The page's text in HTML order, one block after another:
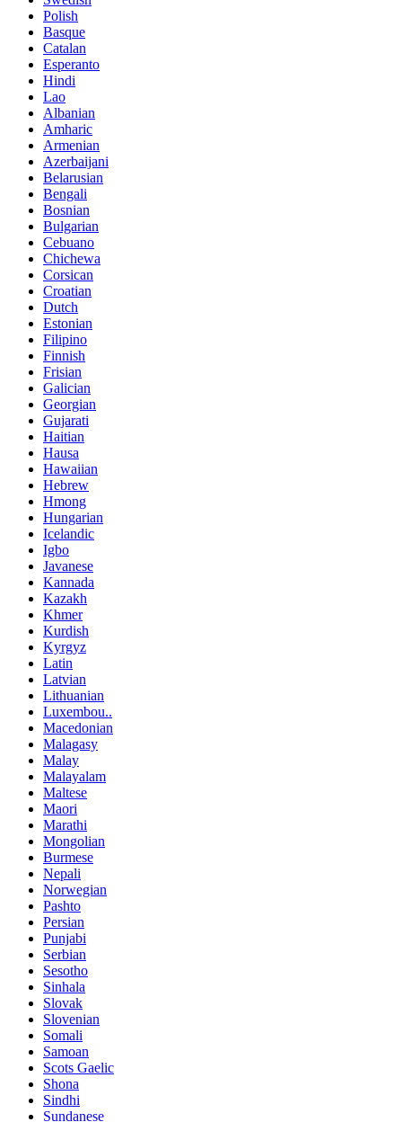
Polish
Basque
Catalan
Esperanto
Hindi
Lao
Albanian
Amharic
Armenian
Azerbaijani
Belarusian
Bengali
Bosnian
Bulgarian
Cebuano
Chichewa
Corsican
Croatian
Dutch
Estonian
Filipino
Finnish
Frisian
Galician
Georgian
Gujarati
Haitian
Hausa
Hawaiian
Hebrew
Hmong
Hungarian
Icelandic
Igbo
Javanese
Kannada
Kazakh
Khmer
Kurdish
Kyrgyz
Latin
Latvian
Lithuanian
Luxembou..
Macedonian
Malagasy
Malay
Malayalam
Maltese
Maori
Marathi
Mongolian
Burmese
Nepali
Norwegian
Pashto
Persian
Punjabi
Serbian
Sesotho
Sinhala
Slovak
Slovenian
Somali
Samoan
Scots Gaelic
Shona
Sindhi
Sundanese